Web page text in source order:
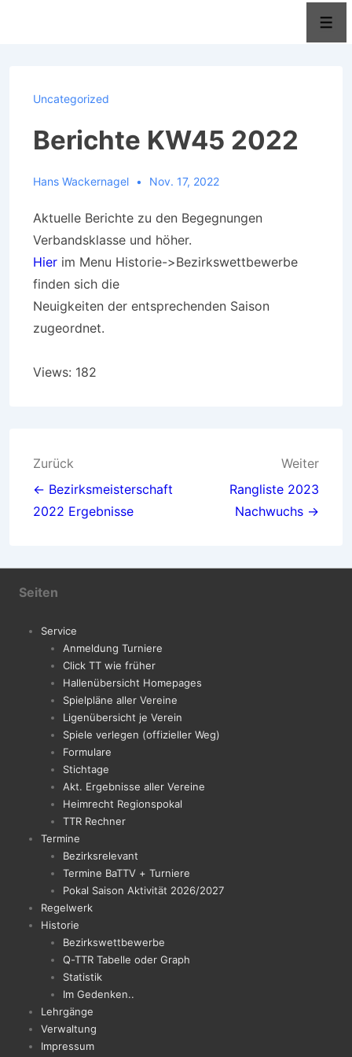
Uncategorized
Berichte KW45 2022
Hans Wackernagel Nov. 17, 2022
Aktuelle Berichte zu den Begegnungen
Verbandsklasse und höher.
Hier im Menu Historie->Bezirkswettbewerbe
finden sich die
Neuigkeiten der entsprechenden Saison
zugeordnet.
Views: 182
Beitragsnavigation
Zurück
← Bezirksmeisterschaft
2022 Ergebnisse
Weiter
Rangliste 2023
Nachwuchs →
Seiten
Service
Anmeldung Turniere
Click TT wie früher
Hallenübersicht Homepages
Spielpläne aller Vereine
Ligenübersicht je Verein
Spiele verlegen (offizieller Weg)
Formulare
Stichtage
Akt. Ergebnisse aller Vereine
Heimrecht Regionspokal
TTR Rechner
Termine
Bezirksrelevant
Termine BaTTV + Turniere
Pokal Saison Aktivität 2026/2027
Regelwerk
Historie
Bezirkswettbewerbe
Q-TTR Tabelle oder Graph
Statistik
Im Gedenken..
Lehrgänge
Verwaltung
Impressum